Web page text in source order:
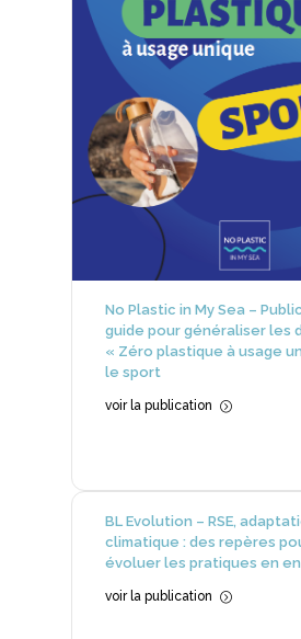
No Plastic in My Sea –
guide pour généraliser les
« Zéro plastique à usage
le sport
voir la publication =
BL Evolution – RSE,
climatique : des repères
évoluer les pratiques en
voir la publication =